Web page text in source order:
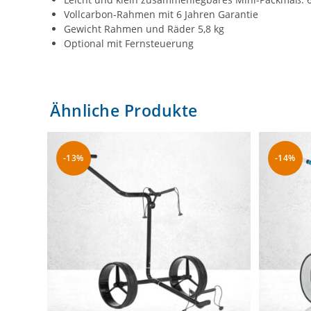
Vollcarbon-Rahmen mit 6 Jahren Garantie
Gewicht Rahmen und Räder 5,8 kg
Optional mit Fernsteuerung
Ähnliche Produkte
-13% -14%